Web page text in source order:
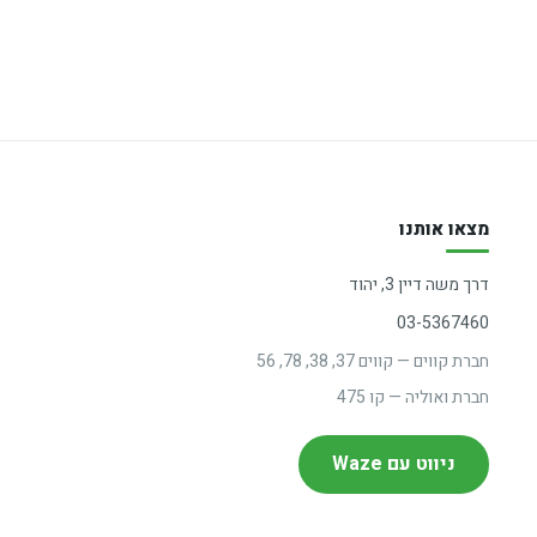
מצאו אותנו
דרך משה דיין 3, יהוד
03-5367460
חברת קווים — קווים 37, 38, 78, 56
חברת ואוליה — קו 475
ניווט עם Waze